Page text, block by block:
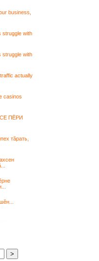
business,
struggle with
struggle with
actually
casinos
ПЁРИ
тăрать,